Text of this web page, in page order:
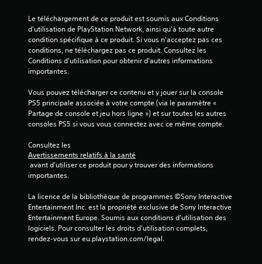
(
7
v
i
)
Le téléchargement de ce produit est soumis aux Conditions
d'utilisation de PlayStation Network, ainsi qu'à toute autre
condition spécifique à ce produit. Si vous n'acceptez pas ces
conditions, ne téléchargez pas ce produit. Consultez les
Conditions d'utilisation pour obtenir d'autres informations
importantes.
Vous pouvez télécharger ce contenu et y jouer sur la console
PS5 principale associée à votre compte (via le paramètre «
Partage de console et jeu hors ligne ») et sur toutes les autres
consoles PS5 si vous vous connectez avec ce même compte.
Consultez les
Avertissements relatifs à la santé
importantes.
La licence de la bibliothèque de programmes ©Sony Interactive
Entertainment Inc. est la propriété exclusive de Sony Interactive
Entertainment Europe. Soumis aux conditions d’utilisation des
logiciels. Pour consulter les droits d’utilisation complets,
rendez-vous sur eu.playstation.com/legal.